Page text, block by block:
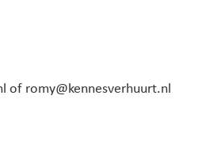
of romy@kennesverhuurt.nl